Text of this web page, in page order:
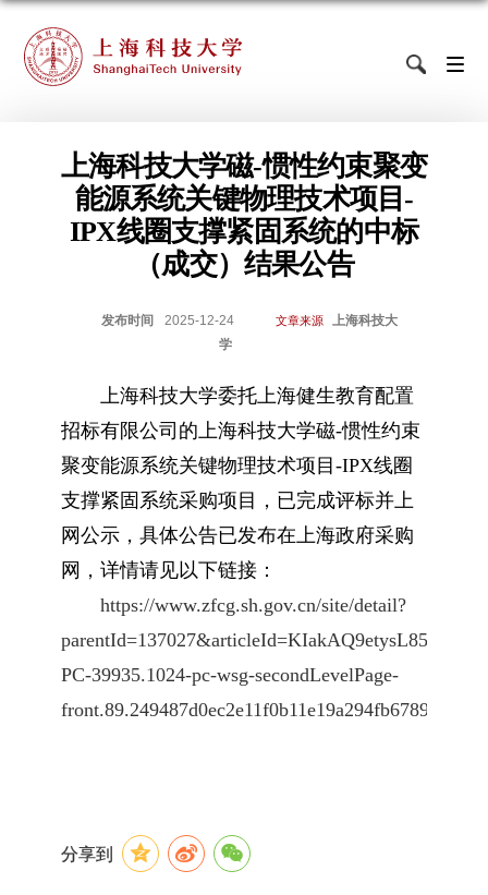
上海科技大学磁-惯性约束聚变
能源系统关键物理技术项目-
IPX线圈支撑紧固系统的中标
（成交）结果公告
发布时间 2025-12-24 文章来源
上海科技大
学
上海科技大学委托上海健生教育配置
招标有限公司 的上海科技大学磁-惯性约束
聚变能源系统关键物理技术项目-IPX线圈
支撑紧固系统采购项 目，已完成评标并上
网公示，具体公告已发布在上海政府采购
网，详情请见以下链接：
https://www.zfcg.sh.gov.cn/site/detail?
PC-39935.1024-pc-wsg-secondLevelPage-
front.89.249487d0ec2e11f0b11e19a294fb6789
分享到